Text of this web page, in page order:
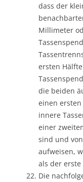
dass der
Millimeter
ersten
die beiden
einen
innere
einer
sind und
aufweisen,
als der erste
Die